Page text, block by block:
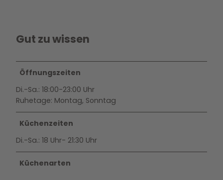
Gut zu wissen
Öffnungszeiten
Di.-Sa.: 18:00-23:00 Uhr
Ruhetage: Montag, Sonntag
Küchenzeiten
Di.-Sa.: 18 Uhr- 21:30 Uhr
Küchenarten